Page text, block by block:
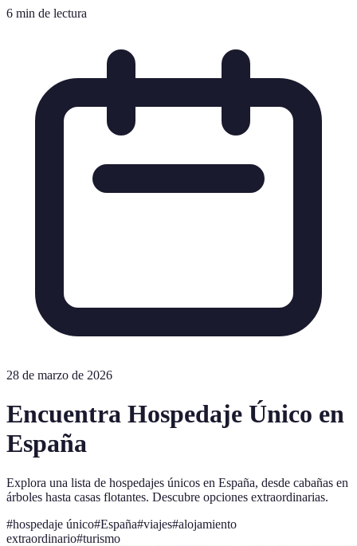
6 min de lectura
28 de marzo de 2026
Encuentra Hospedaje Único en
España
Explora una lista de hospedajes únicos en España, desde cabañas en
árboles hasta casas flotantes. Descubre opciones extraordinarias.
#hospedaje único#España#viajes#alojamiento
extraordinario#turismo